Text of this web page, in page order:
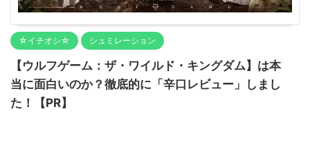
☆イチオシ☆ シュミレーション
【ウルフゲーム：ザ・ワイルド・キングダム】は本
当に面白いのか？徹底的に「辛口レビュー」しまし
た！【PR】